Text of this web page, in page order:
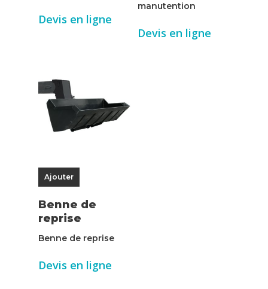
Devis en ligne
manutention
Devis en ligne
Ajouter
Benne de
reprise
Benne de reprise
Devis en ligne